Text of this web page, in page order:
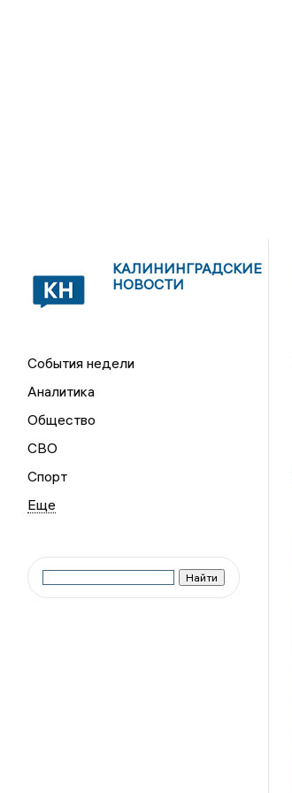
КАЛИНИНГРАДСКИЕ
НОВОСТИ
События недели
Аналитика
Общество
СВО
Спорт